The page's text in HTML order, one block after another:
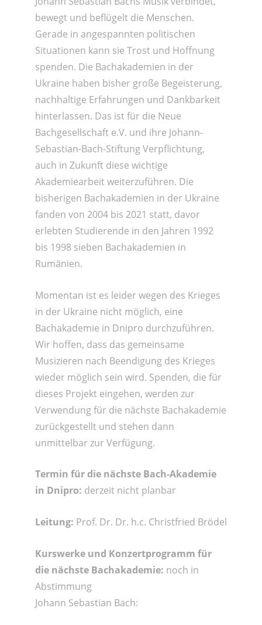
bewegt und beflügelt die Menschen.
Gerade in angespannten politischen
Situationen kann sie Trost und Hoffnung
spenden. Die Bachakademien in der
Ukraine haben bisher große Begeisterung,
nachhaltige Erfahrungen und Dankbarkeit
hinterlassen. Das ist für die Neue
Bachgesellschaft e.V. und ihre Johann-
Sebastian-Bach-Stiftung Verpflichtung,
auch in Zukunft diese wichtige
Akademiearbeit weiterzuführen. Die
bisherigen Bachakademien in der Ukraine
fanden von 2004 bis 2021 statt, davor
erlebten Studierende in den Jahren 1992
bis 1998 sieben Bachakademien in
Rumänien.
Momentan ist es leider wegen des Krieges
in der Ukraine nicht möglich, eine
Bachakademie in Dnipro durchzuführen.
Wir hoffen, dass das gemeinsame
Musizieren nach Beendigung des Krieges
wieder möglich sein wird. Spenden, die für
dieses Projekt eingehen, werden zur
Verwendung für die nächste Bachakademie
zurückgestellt und stehen dann
unmittelbar zur Verfügung.
Termin für die nächste Bach-Akademie
in Dnipro: derzeit nicht planbar
Leitung: Prof. Dr. Dr. h.c. Christfried Brödel
Kurswerke und Konzertprogramm für
die nächste Bachakademie: noch in
Abstimmung
Johann Sebastian Bach: